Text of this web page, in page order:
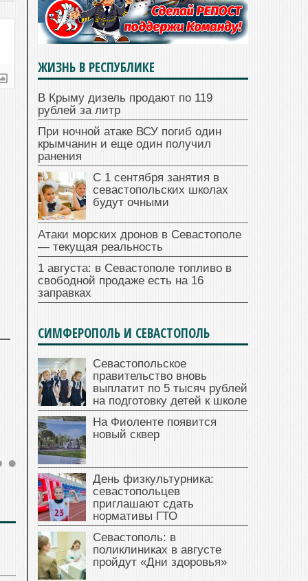
ЖИЗНЬ В РЕСПУБЛИКЕ
В Крыму дизель продают по 119
рублей за литр
При ночной атаке ВСУ погиб один
крымчанин и еще один получил
ранения
С 1 сентября занятия в
севастопольских школах
будут очными
Атаки морских дронов в Севастополе
— текущая реальность
1 августа: в Севастополе топливо в
свободной продаже есть на 16
заправках
СИМФЕРОПОЛЬ И СЕВАСТОПОЛЬ
Севастопольское
правительство вновь
выплатит по 5 тысяч рублей
на подготовку детей к школе
На Фиоленте появится
новый сквер
День физкультурника:
севастопольцев
приглашают сдать
нормативы ГТО
Севастополь: в
поликлиниках в августе
пройдут «Дни здоровья»